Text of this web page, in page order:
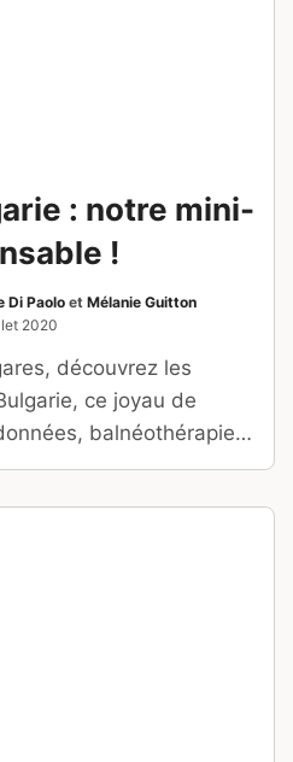
: notre mini-
!
Di Paolo et Mélanie Guitton
2020
découvrez les
ce joyau de
balnéothérapie,
faut de tout pour faire la